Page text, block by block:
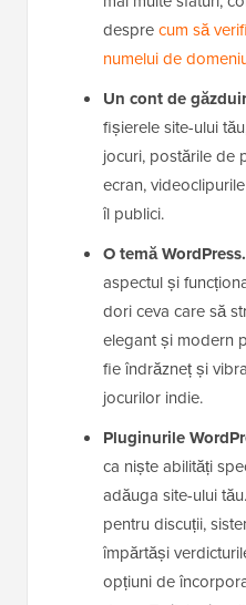
desprecum să
numelui de
Un cont de
fișierele site-ului
jocuri, postările de
ecran,
îl publici.
O temă WordPress.
aspectul și
dori ceva care să
elegant și modern
fie îndrăzneț și
jocurilor indie.
Pluginurile
ca niște abilități
adăuga site-ului
pentru discuții,
împărtăși
opțiuni de